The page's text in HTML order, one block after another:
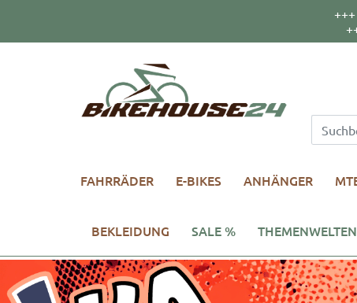
FAHRRÄDER E-BIKES ANHÄNGER
BEKLEIDUNG SALE % THEMENWELTEN
BikeHouse24 - die Fahrrad Enthusiasten aus dem Vogtland